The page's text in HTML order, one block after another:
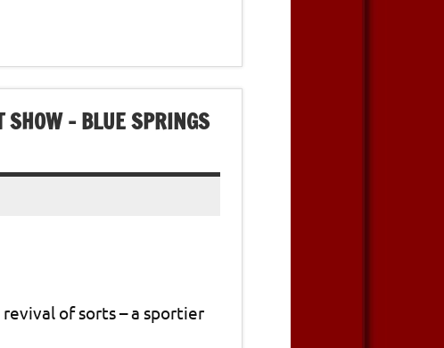
– BLUE SPRINGS
of sorts – a sportier